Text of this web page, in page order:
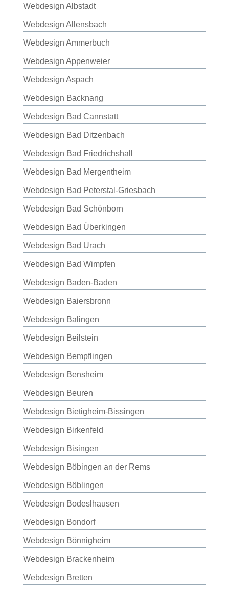
Webdesign Albstadt
Webdesign Allensbach
Webdesign Ammerbuch
Webdesign Appenweier
Webdesign Aspach
Webdesign Backnang
Webdesign Bad Cannstatt
Webdesign Bad Ditzenbach
Webdesign Bad Friedrichshall
Webdesign Bad Mergentheim
Webdesign Bad Peterstal-Griesbach
Webdesign Bad Schönborn
Webdesign Bad Überkingen
Webdesign Bad Urach
Webdesign Bad Wimpfen
Webdesign Baden-Baden
Webdesign Baiersbronn
Webdesign Balingen
Webdesign Beilstein
Webdesign Bempflingen
Webdesign Bensheim
Webdesign Beuren
Webdesign Bietigheim-Bissingen
Webdesign Birkenfeld
Webdesign Bisingen
Webdesign Böbingen an der Rems
Webdesign Böblingen
Webdesign Bodeslhausen
Webdesign Bondorf
Webdesign Bönnigheim
Webdesign Brackenheim
Webdesign Bretten